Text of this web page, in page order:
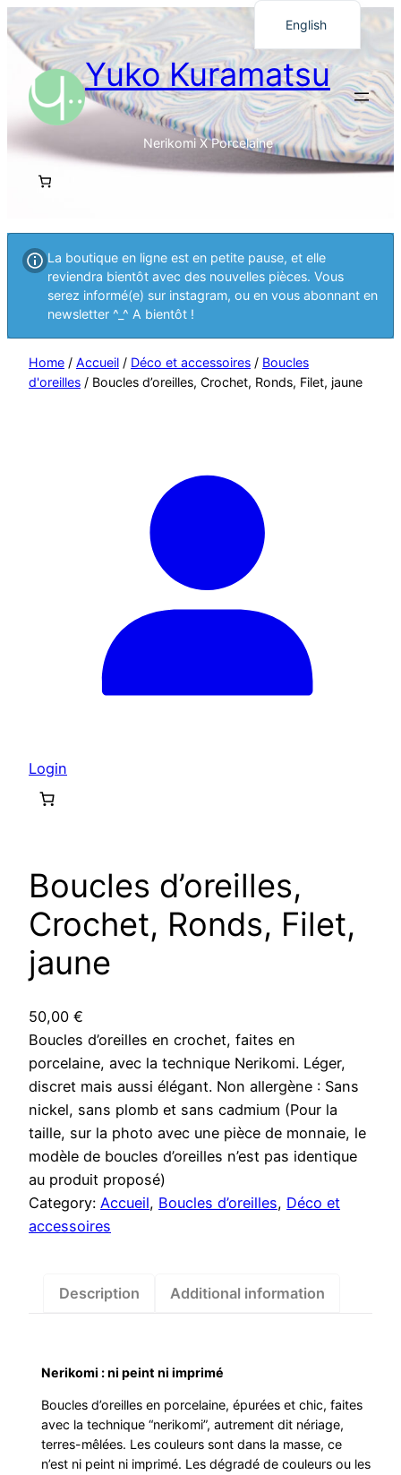
Yuko Kuramatsu
Nerikomi X Porcelaine
La boutique en ligne est en petite pause, et elle
reviendra bientôt avec des nouvelles pièces. Vous
serez informé(e) sur instagram, ou en vous abonnant en
newsletter ^_^ A bientôt !
Home / Accueil / Déco et accessoires / Boucles
d'oreilles / Boucles d’oreilles, Crochet, Ronds, Filet, jaune
Login
Boucles d’oreilles,
Crochet, Ronds, Filet,
jaune
50,00 €
Boucles d’oreilles en crochet, faites en
porcelaine, avec la technique Nerikomi. Léger,
discret mais aussi élégant. Non allergène : Sans
nickel, sans plomb et sans cadmium (Pour la
taille, sur la photo avec une pièce de monnaie, le
modèle de boucles d’oreilles n’est pas identique
au produit proposé)
Category: Accueil, Boucles d’oreilles, Déco et
accessoires
Description Additional information
Nerikomi : ni peint ni imprimé
Boucles d’oreilles en porcelaine, épurées et chic, faites
avec la technique “nerikomi”, autrement dit nériage,
terres-mêlées. Les couleurs sont dans la masse, ce
n’est ni peint ni imprimé. Les dégradé de couleurs ou les
English
Français
日本語